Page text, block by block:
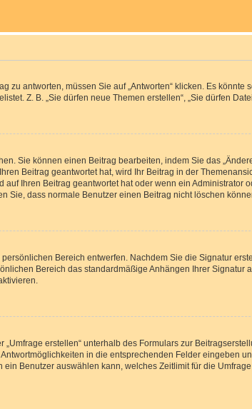
antworten, müssen Sie auf „Antworten“ klicken. Es
Z. B. „Sie dürfen neue Themen erstellen“, „Sie dürfen
Sie können einen Beitrag bearbeiten, indem Sie das
Beitrag geantwortet hat, wird Ihr Beitrag in der
Ihren Beitrag geantwortet hat oder wenn ein Administrator
dass normale Benutzer einen Beitrag nicht löschen
Bereich entwerfen. Nachdem Sie die Signatur
Bereich das standardmäßige Anhängen Ihrer
erstellen“ unterhalb des Formulars zur
in die entsprechenden Felder eingeben
Benutzer auswählen kann, welches Zeitlimit für die